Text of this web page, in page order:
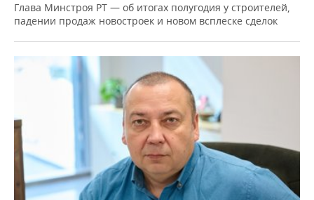
Глава Минстроя РТ — об итогах полугодия у строителей,
падении продаж новостроек и новом всплеске сделок